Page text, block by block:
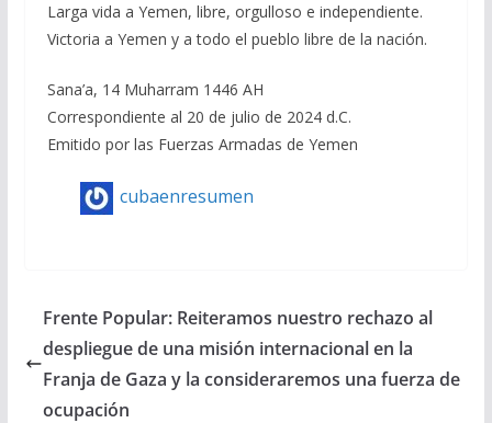
Larga vida a Yemen, libre, orgulloso e independiente.
Victoria a Yemen y a todo el pueblo libre de la nación.
Sana’a, 14 Muharram 1446 AH
Correspondiente al 20 de julio de 2024 d.C.
Emitido por las Fuerzas Armadas de Yemen
cubaenresumen
Frente Popular: Reiteramos nuestro rechazo al
despliegue de una misión internacional en la
Franja de Gaza y la consideraremos una fuerza de
ocupación